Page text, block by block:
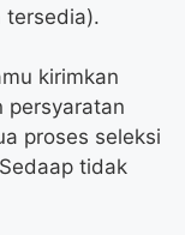
tersedia).
kirimkan
persyaratan
proses seleksi
tidak